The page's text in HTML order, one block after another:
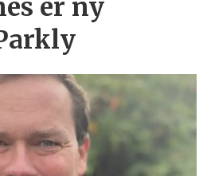
er ny